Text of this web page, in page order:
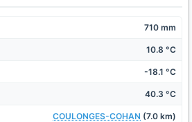
710 mm
10.8 °C
-18.1 °C
40.3 °C
COULONGES-COHAN (7.0 km)